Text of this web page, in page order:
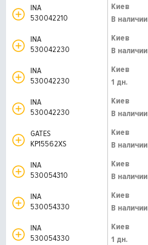
INA
530042210
Киев
В наличии
INA
530042230
Киев
В наличии
INA
530042230
Киев
1 дн.
INA
530042230
Киев
В наличии
GATES
KP15562XS
Киев
В наличии
INA
530054310
Киев
В наличии
INA
530054330
Киев
В наличии
INA
530054330
Киев
1 дн.